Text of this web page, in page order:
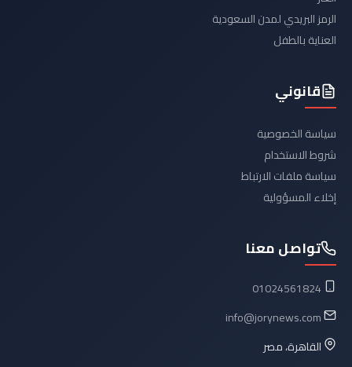
الرمز البريدي لمدن السعودية
العناية بالطفل
قانوني
سياسة الخصوصية
شروط الاستخدام
سياسة ملفات الارتباط
إخلاء المسؤولية
تواصل معنا
01024561824
info@jorynews.com
القاهرة، مصر